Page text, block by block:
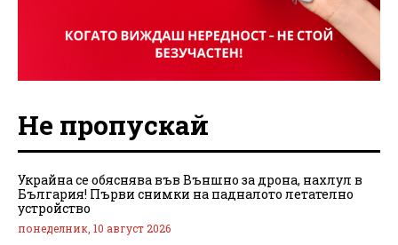
Не пропускай
Украйна се обяснява във Външно за дрона, нахлул в
България! Първи снимки на падналото летателно
устройство
понеделник, 10 август 2026